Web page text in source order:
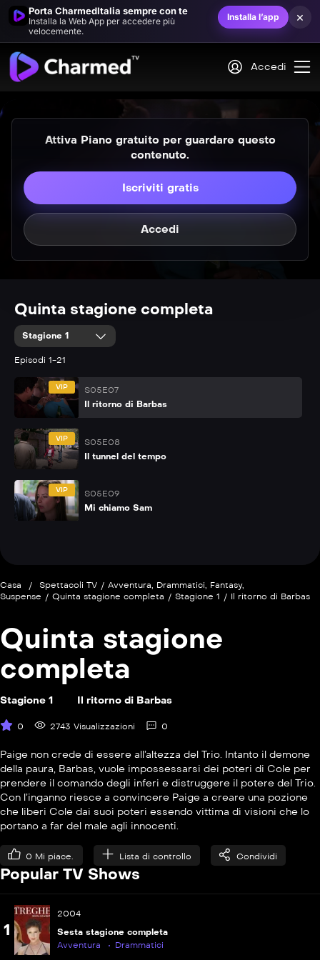
Porta CharmedItalia sempre con te
Installa la Web App per accedere più
velocemente.
Installa l’app ×
Accedi
Attiva Piano gratuito per guardare questo
contenuto.
Iscriviti gratis
Accedi
Quinta stagione completa
Stagione 1
Episodi 1-21
Una sirena di nome Phoebe (1ª &#8211; 2ª
E vissero felici e contenti
Superstreghe
VIP
S05E06
VIP
S05E07
Il ritorno di Barbas
VIP
S05E08
Il tunnel del tempo
VIP
S05E09
Mi chiamo Sam
S05E10
La Mummia
L&#8217;importanza di chiamarsi Phoebe
S05E12
S05E13
Ossessioni
S05E14
S05E15
Casa / Spettacoli TV / Avventura, Drammatici, Fantasy,
Suspense / Quinta stagione completa / Stagione 1 / Il ritorno di Barbas
Quinta stagione
completa
Stagione 1 Il ritorno di Barbas
0 2743 Visualizzazioni 0
Paige non crede di essere all’altezza del Trio. Intanto il demone
della paura, Barbas, vuole impossessarsi dei poteri di Cole per
prendere il comando degli inferi e distruggere il potere del Trio.
Con l’inganno riesce a convincere Paige a creare una pozione
che liberi Cole dai suoi poteri essendo vittima di visioni che lo
portano a far del male agli innocenti.
0 Mi piace. Lista di controllo Condividi
Popular TV Shows
1
2004
Sesta stagione completa
Avventura
Drammatici